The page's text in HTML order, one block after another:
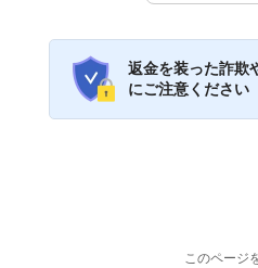
返金を装った詐欺
にご注意ください
このページ